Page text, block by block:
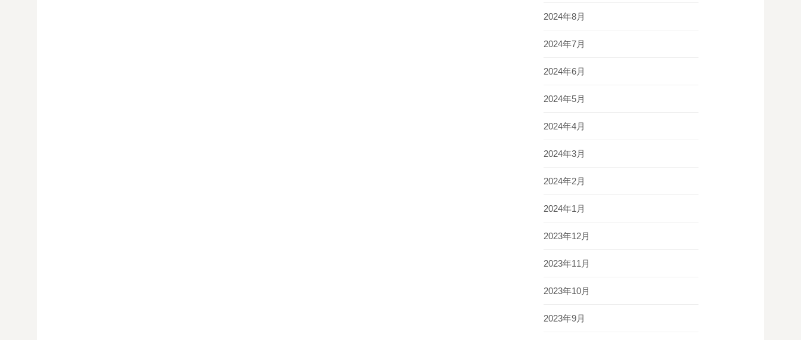
2024年8月
2024年7月
2024年6月
2024年5月
2024年4月
2024年3月
2024年2月
2024年1月
2023年12月
2023年11月
2023年10月
2023年9月